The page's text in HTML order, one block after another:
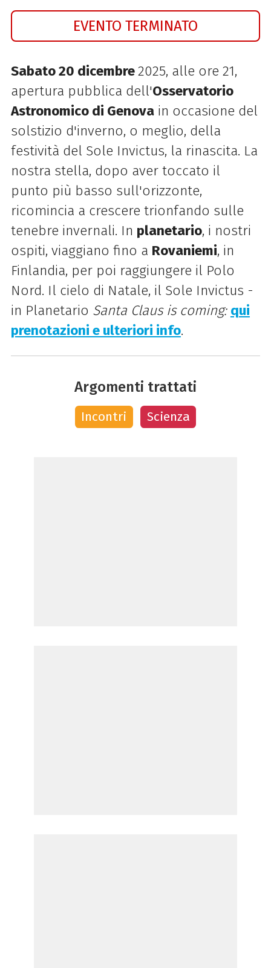
EVENTO TERMINATO
Sabato 20 dicembre2025, alle ore 21,
apertura pubblica dell'Osservatorio
Astronomico di Genovain occasione del
solstizio d'inverno, o meglio, della
festività del Sole Invictus, la rinascita. La
nostra stella, dopo aver toccato il
punto più basso sull'orizzonte,
ricomincia a crescere trionfando sulle
tenebre invernali. In planetario, i nostri
ospiti, viaggiano fino a Rovaniemi, in
Finlandia, per poi raggiungere il Polo
Nord. Il cielo di Natale, il Sole Invictus -
in Planetario Santa Claus is coming: qui
prenotazioni e ulteriori info.
Argomenti trattati
Incontri Scienza